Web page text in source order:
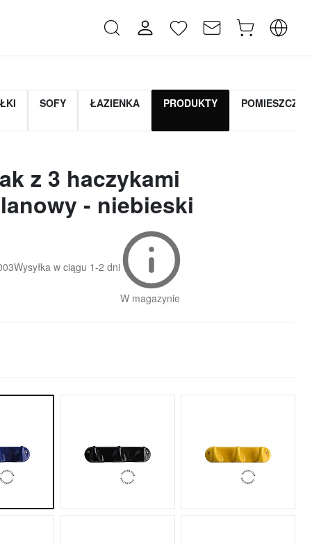
SOFY ŁAZIENKA PRODUKTY
z 3 haczykami
- niebieski
Wysyłka w ciągu 1-2 dni
W magazynie